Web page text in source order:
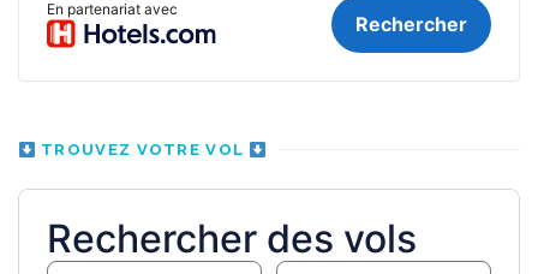
TROUVEZ VOTRE VOL